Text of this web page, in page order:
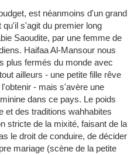
est néanmoins d'un grand
qu'il s'agit du premier long
Saoudite, par une femme de
Haifaa Al-Mansour nous
plus fermés du monde avec
ailleurs - une petite fille rêve
- mais s'avère une
dans ce pays. Le poids
et des traditions wahhabites
stricte de la mixité, faisant de la
le droit de conduire, de décider
mariage (scène de la petite